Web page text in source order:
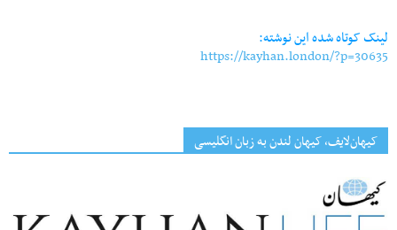
لینک کوتاه شده این نوشته:
https://kayhan.london/?p=30635
کیهان‌لایف، کیهان لندن به زبان انگلیسی